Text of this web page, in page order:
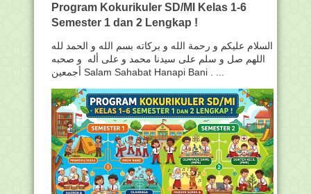
Program Kokurikuler SD/MI Kelas 1-6
Semester 1 dan 2 Lengkap !
السلام عليكم و رحمة الله و بركاته بسم الله و الحمد لله
اللهم صل و سلم على سيدنا محمد و على أله و صحبه
أجمعين Salam Sahabat Hanapi Bani . ...